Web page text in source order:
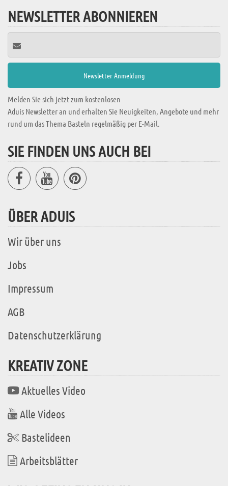
NEWSLETTER ABONNIEREN
Melden Sie sich jetzt zum kostenlosen
Aduis Newsletter an und erhalten Sie Neuigkeiten, Angebote und mehr
rund um das Thema Basteln regelmäßig per E-Mail.
SIE FINDEN UNS AUCH BEI
ÜBER ADUIS
Wir über uns
Jobs
Impressum
AGB
Datenschutzerklärung
KREATIV ZONE
Aktuelles Video
Alle Videos
Bastelideen
Arbeitsblätter